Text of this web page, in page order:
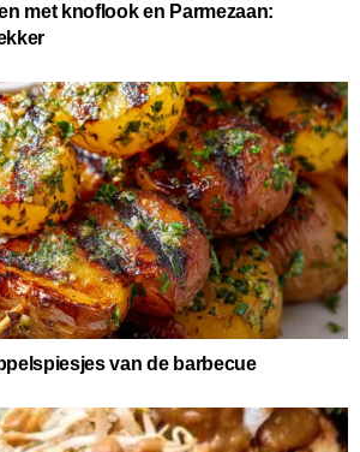
met knoflook en Parmezaan:
van de barbecue